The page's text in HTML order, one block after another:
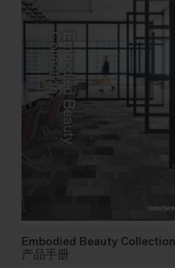
Embodied Beauty Collection
产品手册